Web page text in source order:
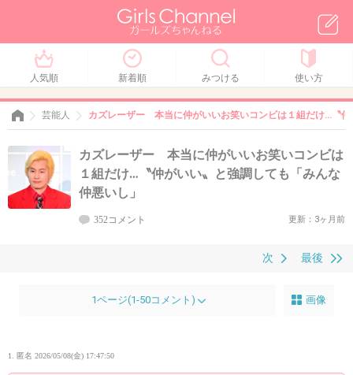
人気順 新着順 みつける 使い方
芸能人 カズレーザー 本当に仲がいいお笑いコンビは１組だけ…〝
カズレーザー 本当に仲がいいお笑いコンビは
１組だけ…〝仲がいい〟と強調しても「みんな
仲悪いし」
352コメント 更新：3ヶ月前
最後
次
1ページ(1-50コメント) 画像
1. 匿名 2026/05/08(金) 17:47:50